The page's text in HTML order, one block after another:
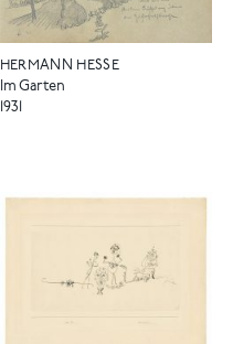
HERMANN HESSE
Im Garten
1931